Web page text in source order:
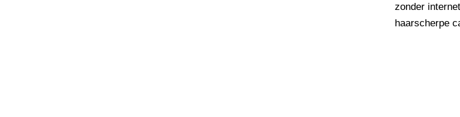
zonder
haarscherpe